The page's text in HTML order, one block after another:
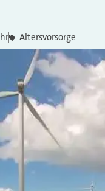
Altersvorsorge